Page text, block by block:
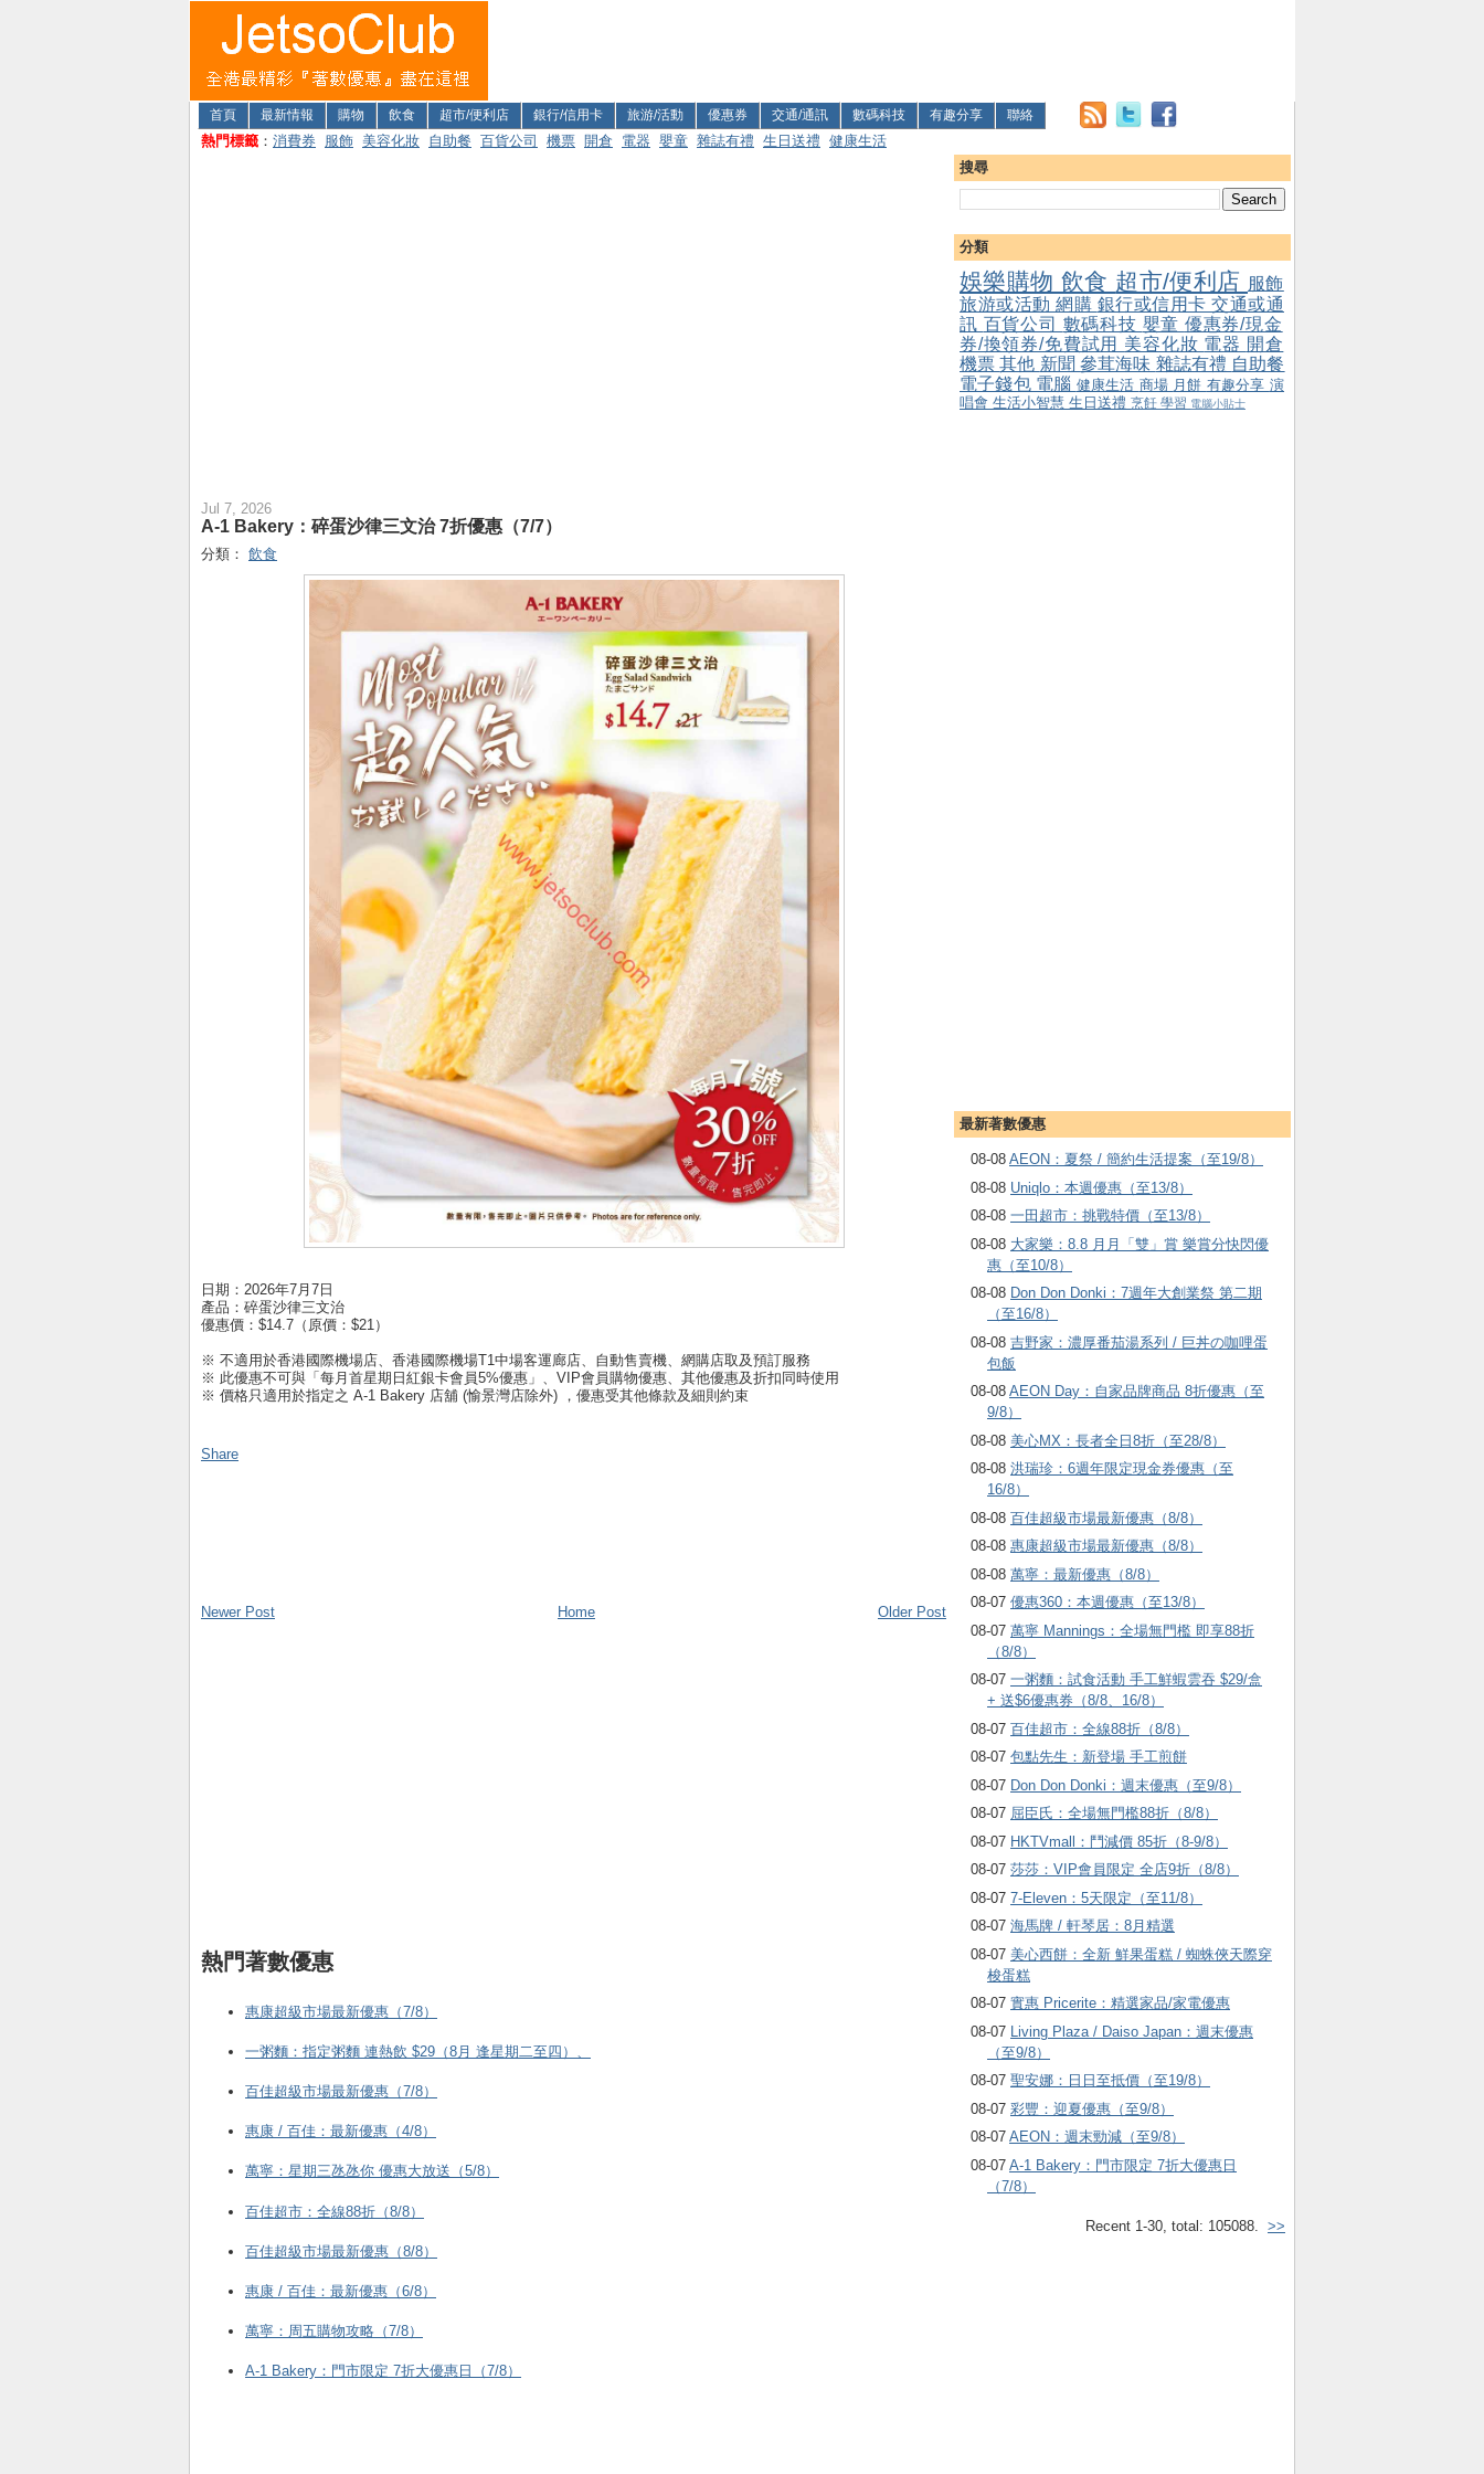
首頁 最新情報 購物 飲食 超市/便利店 銀行/信用卡 旅游/活動 優惠券 交通/通訊 數碼科技 有趣分享 聯絡
熱門標籤 ： 消費券 服飾 美容化妝 自助餐 百貨公司 機票 開倉 電器 嬰童 雜誌有禮 生日送禮 健康生活
搜尋
分類
娛樂購物 飲食 超市/便利店 服飾
旅游或活動 網購 銀行或信用卡 交通或通
訊 百貨公司 數碼科技 嬰童 優惠券/現金
券/換領券/免費試用 美容化妝 電器 開倉
機票其他 新聞參茸海味 雜誌有禮 自助餐
電子錢包 電腦 健康生活 商場 月餅 有趣分享 演
唱會 生活小智慧 生日送禮 烹飪 學習 電腦小貼士
最新著數優惠
08-08 AEON：夏祭 / 簡約生活提案（至19/8）
08-08 Uniqlo：本週優惠（至13/8）
08-08 一田超市：挑戰特價（至13/8）
08-08 大家樂：8.8 月月「雙」賞 樂賞分快閃優
惠（至10/8）
08-08 Don Don Donki：7週年大創業祭 第二期
（至16/8）
08-08 吉野家：濃厚番茄湯系列 / 巨丼の咖哩蛋
包飯
08-08 AEON Day：自家品牌商品 8折優惠（至
9/8）
08-08 美心MX：長者全日8折（至28/8）
08-08 洪瑞珍：6週年限定現金券優惠（至
16/8）
08-08 百佳超級市場最新優惠（8/8）
08-08 惠康超級市場最新優惠（8/8）
08-08 萬寧：最新優惠（8/8）
08-07 優惠360：本週優惠（至13/8）
08-07 萬寧 Mannings：全場無門檻 即享88折
（8/8）
08-07 一粥麵：試食活動 手工鮮蝦雲吞 $29/盒
+ 送$6優惠券（8/8、16/8）
08-07 百佳超市：全線88折（8/8）
08-07 包點先生：新登場 手工煎餅
08-07 Don Don Donki：週末優惠（至9/8）
08-07 屈臣氏：全場無門檻88折（8/8）
08-07 HKTVmall ：鬥減價 85折（8-9/8）
08-07 莎莎：VIP會員限定 全店9折（8/8）
08-07 7-Eleven：5天限定（至11/8）
08-07 海馬牌 / 軒琴居：8月精選
08-07 美心西餅：全新 鮮果蛋糕 / 蜘蛛俠天際穿
梭蛋糕
08-07 實惠 Pricerite：精選家品/家電優惠
08-07
Living Plaza / Daiso Japan：週末優惠
（至9/8）
08-07 聖安娜：日日至抵價（至19/8）
08-07 彩豐：迎夏優惠（至9/8）
08-07 AEON：週末勁減（至9/8）
08-07 A-1 Bakery：門市限定 7折大優惠日
（7/8）
Recent 1-30, total: 105088. >>
Jul 7, 2026
A-1 Bakery：碎蛋沙律三文治 7折優惠（7/7）
分類： 飲食
日期：2026年7月7日
產品：碎蛋沙律三文治
優惠價：$14.7（原價：$21）
※ 不適用於香港國際機場店、香港國際機場T1中場客運廊店、自動售賣機、網購店取及預訂服務
※ 此優惠不可與「每月首星期日紅銀卡會員5%優惠」、VIP會員購物優惠、其他優惠及折扣同時使用
※ 價格只適用於指定之 A-1 Bakery 店舖 (愉景灣店除外) ，優惠受其他條款及細則約束
Share
Newer Post Older Post
Home
熱門著數優惠
惠康超級市場最新優惠（7/8）
一粥麵：指定粥麵 連熱飲 $29（8月 逢星期二至四）、
百佳超級市場最新優惠（7/8）
惠康 / 百佳：最新優惠（4/8）
萬寧：星期三氹氹你 優惠大放送（5/8）
百佳超市：全線88折（8/8）
百佳超級市場最新優惠（8/8）
惠康 / 百佳：最新優惠（6/8）
萬寧：周五購物攻略（7/8）
A-1 Bakery：門市限定 7折大優惠日（7/8）